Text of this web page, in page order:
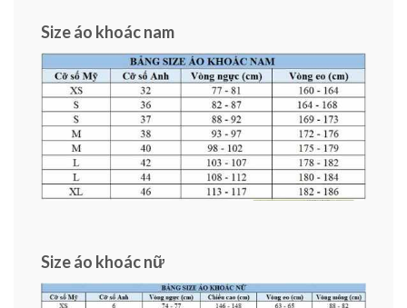
Size áo khoác nam
Size áo khoác nữ